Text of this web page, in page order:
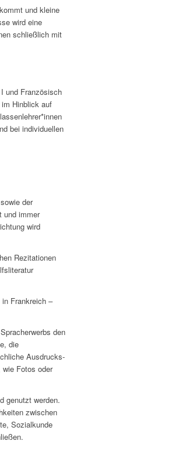
und kleine
wird eine
schließlich mit
und Französisch
Hinblick auf
bei individuellen
der
und immer
wird
Rezitationen
Frankreich –
den
die
Ausdrucks-
Fotos oder
genutzt werden.
zwischen
Sozialkunde